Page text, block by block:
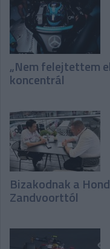
„Nem felejtettem
koncentrál
Bizakodnak a
Zandvoorttól